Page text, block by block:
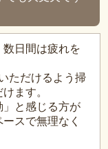
日間は疲れを
ただけるよう掃
ます。
」と感じる方が
スで無理なく